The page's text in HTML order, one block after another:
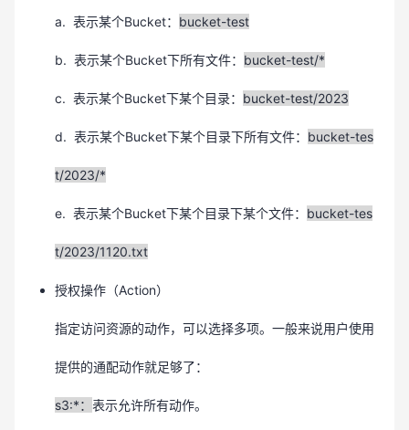
a. 表示某个Bucket： bucket-test
b. 表示某个Bucket下所有文件： bucket-test/*
c. 表示某个Bucket下某个目录： bucket-test/2023
d. 表示某个Bucket下某个目录下所有文件： bucket-tes
t/2023/*
e. 表示某个Bucket下某个目录下某个文件： bucket-tes
t/2023/1120.txt
授权操作（Action）
指定访问资源的动作，可以选择多项。一般来说用户使用
提供的通配动作就足够了：
s3:*： 表示允许所有动作。